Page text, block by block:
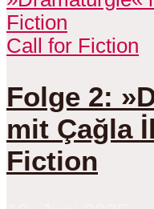
Call for Fiction
Folge 2:
mit Çağla
Fiction